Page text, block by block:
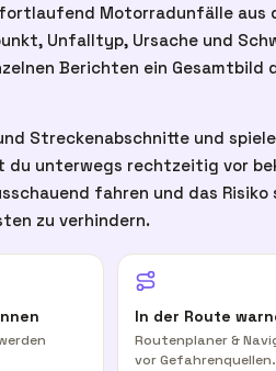
Motorradunfälle aus
Unfalltyp, Ursache und
Berichten ein Gesamtbild
Streckenabschnitte und
du unterwegs rechtzeitig vor
fahren und das Risiko
zu verhindern.
In der Route
Routenplaner &
vor Gefahrenquellen.